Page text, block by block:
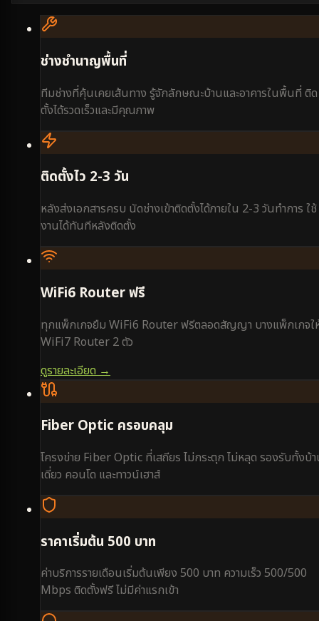
ช่างชำนาญพื้นที่
ทีมช่างที่คุ้นเคยเส้นทาง รู้จักลักษณะบ้านและอาคารในพื้นที่ ติด
ตั้งได้รวดเร็วและมีคุณภาพ
ติดตั้งไว 2-3 วัน
หลังส่งเอกสารครบ นัดช่างเข้าติดตั้งได้ภายใน 2-3 วันทำการ ใช้
งานได้ทันทีหลังติดตั้ง
WiFi6 Router ฟรี
ทุกแพ็กเกจยืม WiFi6 Router ฟรีตลอดสัญญา บางแพ็กเกจใ
WiFi7 Router 2 ตัว
ดูรายละเอียด →
Fiber Optic ครอบคลุม
โครงข่าย Fiber Optic ที่เสถียร ไม่กระตุก ไม่หลุด รองรับทั้งบ้
เดี่ยว คอนโด และทาวน์เฮาส์
ราคาเริ่มต้น 500 บาท
ค่าบริการรายเดือนเริ่มต้นเพียง 500 บาท ความเร็ว 500/500
Mbps ติดตั้งฟรี ไม่มีค่าแรกเข้า